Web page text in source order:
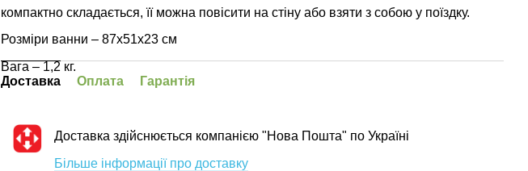
компактно складається, її можна повісити на стіну або взяти з собою у поїздку.
Розміри ванни – 87х51х23 см
Вага – 1,2 кг.
Доставка
Оплата Гарантія
Доставка здійснюється компанією "Нова Пошта" по Україні
Більше інформації про доставку